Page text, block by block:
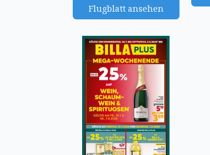
Flugblatt ansehen